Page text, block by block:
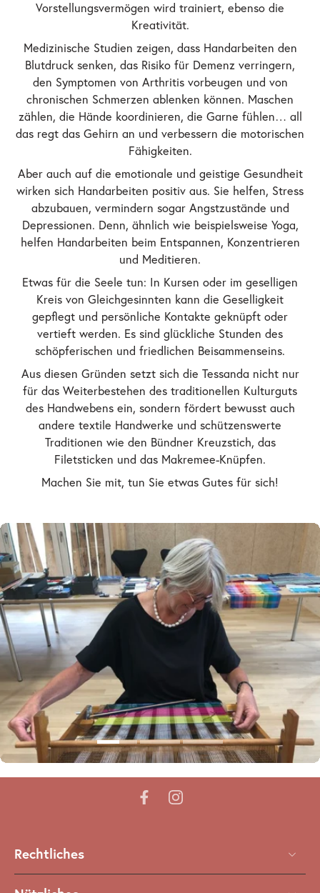
Vorstellungsvermögen wird trainiert, ebenso die
Kreativität.
Medizinische Studien zeigen, dass Handarbeiten den
Blutdruck senken, das Risiko für Demenz verringern,
den Symptomen von Arthritis vorbeugen und von
chronischen Schmerzen ablenken können. Maschen
zählen, die Hände koordinieren, die Garne fühlen… all
das regt das Gehirn an und verbessern die motorischen
Fähigkeiten.
Aber auch auf die emotionale und geistige Gesundheit
wirken sich Handarbeiten positiv aus. Sie helfen, Stress
abzubauen, vermindern sogar Angstzustände und
Depressionen. Denn, ähnlich wie beispielsweise Yoga,
helfen Handarbeiten beim Entspannen, Konzentrieren
und Meditieren.
Etwas für die Seele tun: In Kursen oder im geselligen
Kreis von Gleichgesinnten kann die Geselligkeit
gepflegt und persönliche Kontakte geknüpft oder
vertieft werden. Es sind glückliche Stunden des
schöpferischen und friedlichen Beisammenseins.
Aus diesen Gründen setzt sich die Tessanda nicht nur
für das Weiterbestehen des traditionellen Kulturguts
des Handwebens ein, sondern fördert bewusst auch
andere textile Handwerke und schützenswerte
Traditionen wie den Bündner Kreuzstich, das
Filetsticken und das Makremee-Knüpfen.
Machen Sie mit, tun Sie etwas Gutes für sich!
Rechtliches